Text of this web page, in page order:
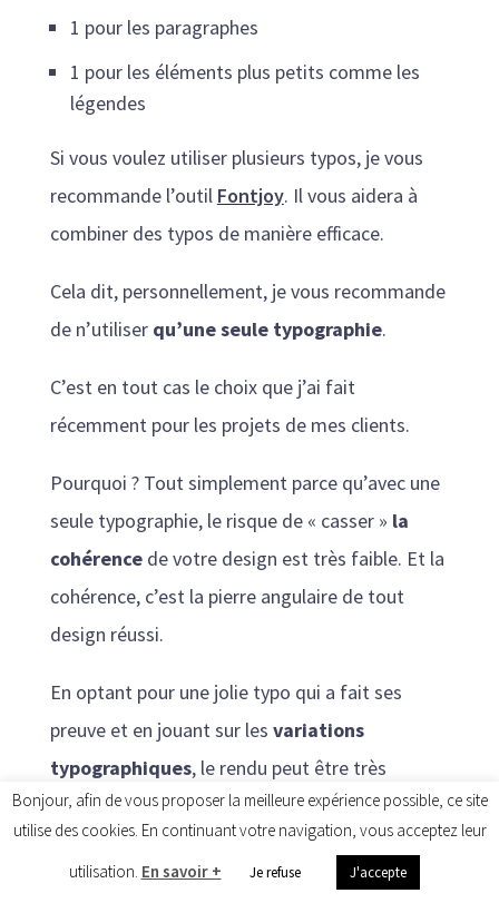
1 pour les paragraphes
1 pour les éléments plus petits comme les
légendes
Si vous voulez utiliser plusieurs typos, je vous
recommande l’outil Fontjoy. Il vous aidera à
combiner des typos de manière efficace.
Cela dit, personnellement, je vous recommande
de n’utiliser qu’une seule typographie.
C’est en tout cas le choix que j’ai fait
récemment pour les projets de mes clients.
Pourquoi ? Tout simplement parce qu’avec une
seule typographie, le risque de « casser » la
cohérencede votre design est très faible. Et la
cohérence, c’est la pierre angulaire de tout
design réussi.
En optant pour une jolie typo qui a fait ses
preuve et en jouant sur les variations
typographiques, le rendu peut être très
professionnel :
Bonjour, afin de vous proposer la meilleure expérience possible, ce site
utilise des cookies. En continuant votre navigation, vous acceptez leur
utilisation. En savoir + Je refuse J'accepte